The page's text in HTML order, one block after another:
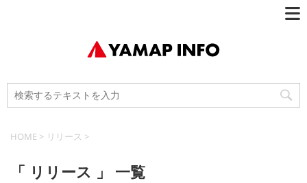
HOME > リリース >
「 リリース 」 一覧